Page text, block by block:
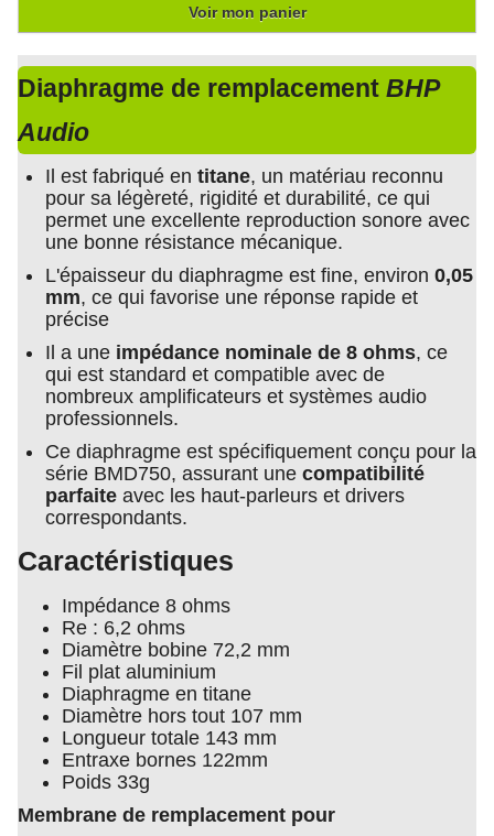
Voir mon panier
Diaphragme de remplacement BHP
Audio
Il est fabriqué en titane, un matériau reconnu
pour sa légèreté, rigidité et durabilité, ce qui
permet une excellente reproduction sonore avec
une bonne résistance mécanique.
L'épaisseur du diaphragme est fine, environ 0,05
mm, ce qui favorise une réponse rapide et
précise
Il a une impédance nominale de 8 ohms, ce
qui est standard et compatible avec de
nombreux amplificateurs et systèmes audio
professionnels.
Ce diaphragme est spécifiquement conçu pour la
série BMD750, assurant une compatibilité
parfaite avec les haut-parleurs et drivers
correspondants.
Caractéristiques
Impédance 8 ohms
Re : 6,2 ohms
Diamètre bobine 72,2 mm
Fil plat aluminium
Diaphragme en titane
Diamètre hors tout 107 mm
Longueur totale 143 mm
Entraxe bornes 122mm
Poids 33g
Membrane de remplacement pour